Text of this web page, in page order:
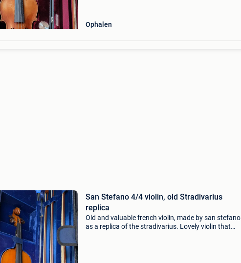
Ophalen
San Stefano 4/4 violin, old Stradivarius
replica
Old and valuable french violin, made by san stefano
as a replica of the stradivarius. Lovely violin that